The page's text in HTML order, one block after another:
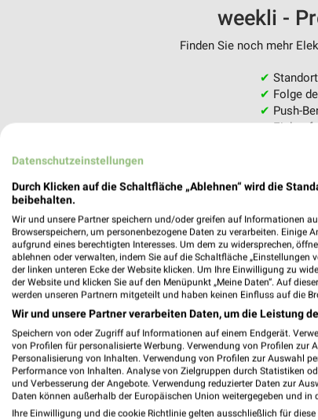
weekli -
Finden Sie noch mehr
✔
✔ Folge
✔ Push-
✔
Datenschutzeinstellungen
Durch Klicken auf die Schaltfläche „Ablehnen“ wird die
beibehalten.
Wir und unsere Partner speichern und/oder greifen auf Informationen
Browserspeichern, um personenbezogene Daten zu verarbeiten. Einige
aufgrund eines berechtigten Interesses. Um dem zu widersprechen,
ablehnen oder verwalten, indem Sie auf die Schaltfläche
der linken unteren Ecke der Website klicken. Um Ihre Einwilligung zu
der Website und klicken Sie auf den Menüpunkt „Meine Daten“. Auf
werden unseren Partnern mitgeteilt und haben keinen Einfluss auf die
Wir und unsere Partner verarbeiten Daten, um die Leistung
Speichern von oder Zugriff auf Informationen auf einem Endgerät.
von Profilen für personalisierte Werbung. Verwendung von Profilen zur
Personalisierung von Inhalten. Verwendung von Profilen zur Auswahl
Performance von Inhalten. Analyse von Zielgruppen durch Statistiken
und Verbesserung der Angebote. Verwendung reduzierter Daten zur
Daten können außerhalb der Europäischen Union weitergegeben und in
Ihre Einwilligung und die cookie Richtlinie gelten ausschließlich für